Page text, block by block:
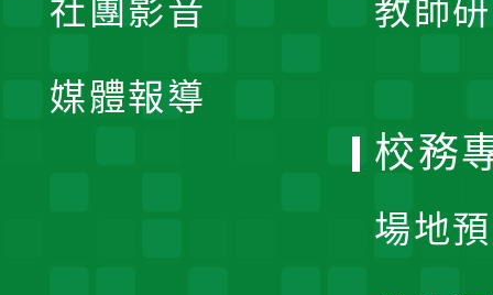
教師
社團影音
媒體報導
校務
場地